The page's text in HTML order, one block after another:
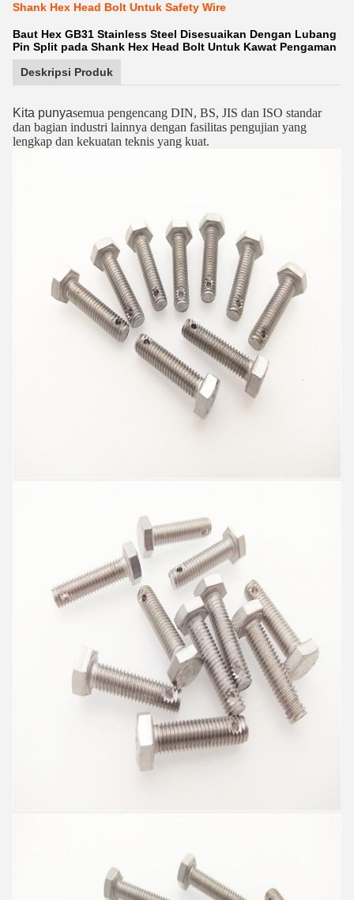
Shank Hex Head Bolt Untuk Safety Wire
Baut Hex GB31 Stainless Steel Disesuaikan Dengan Lubang
Pin Split pada Shank Hex Head Bolt Untuk Kawat Pengaman
Deskripsi Produk
Kita punyasemua pengencang DIN, BS, JIS dan ISO standar
dan bagian industri lainnya dengan fasilitas pengujian yang
lengkap dan kekuatan teknis yang kuat.